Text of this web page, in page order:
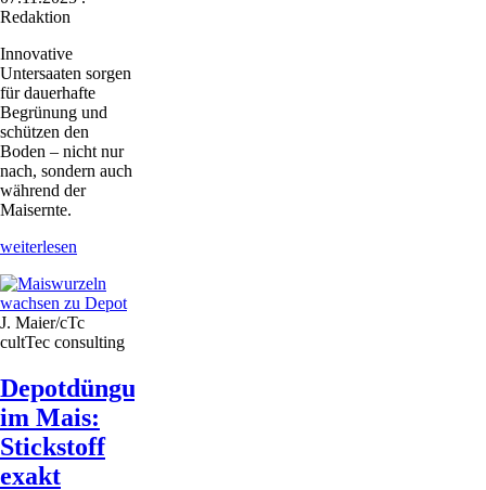
Redaktion
Innovative
Untersaaten sorgen
für dauerhafte
Begrünung und
schützen den
Boden – nicht nur
nach, sondern auch
während der
Maisernte.
weiterlesen
für
Mais
J. Maier/cTc
cultTec consulting
Depotdüngung
im Mais:
Stickstoff
exakt